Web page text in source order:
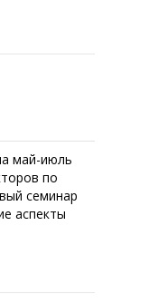
май-июль
по
семинар
аспекты